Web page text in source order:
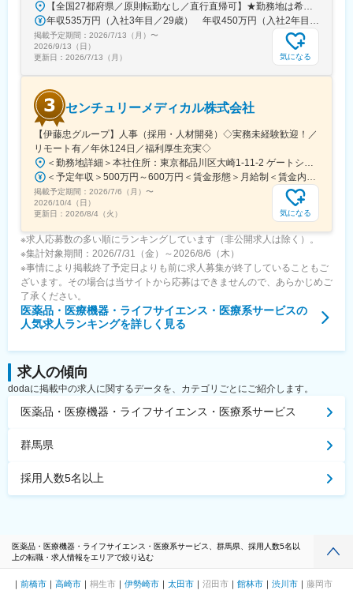
掲載予定期間： 2026/7/13（月） 〜
2026/9/13（日）
更新日： 2026/7/13（月） 気になる
センチュリーメディカル株式会社
【伊藤忠グループ】人事（採用・人材開発）◇実務未経験歓迎！／
リモート有／年休124日／福利厚生充実◇
掲載予定期間： 2026/7/6（月） 〜
2026/10/4（日）
更新日： 2026/8/4（火） 気になる
※求人応募数の多い順にランキングしています（非公開求人は除く）。
※集計対象期間：2026/7/31（金）～2026/8/6（木）
※事情により掲載終了予定日よりも前に求人募集が終了していることもご
ざいます。その場合は当サイトから応募はできませんので、あらかじめご
了承ください。
医薬品・医療機器・ライフサイエンス・医療系サービスの
人気求人ランキングを詳しく見る
求人の傾向
dodaに掲載中の求人に関するデータを、カテゴリごとにご紹介します。
医薬品・医療機器・ライフサイエンス・医療系サービス
群馬県
採用人数5名以上
医薬品・医療機器・ライフサイエンス・医療系サービス、群馬県、採用人数5名以
上の転職・求人情報をエリアで絞り込む
前橋市 高崎市 桐生市 伊勢崎市 太田市 沼田市 館林市 渋川市
藤岡市